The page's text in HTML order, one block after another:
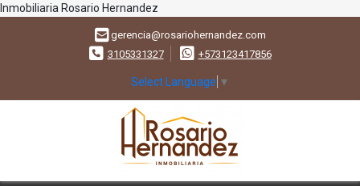
Inmobiliaria Rosario Hernandez
gerencia@rosariohernandez.com
3105331327
+573123417856
Select Language ▼